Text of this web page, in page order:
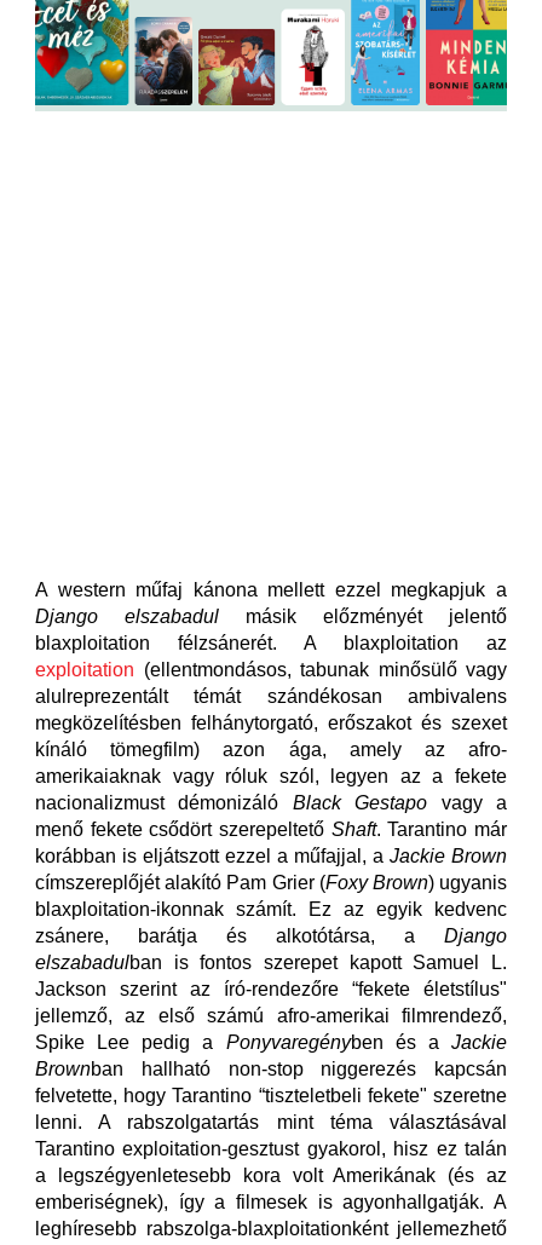
A western műfaj kánona mellett ezzel megkapjuk a
Django elszabadul másik előzményét jelentő
blaxploitation félzsánerét. A blaxploitation az
exploitation (ellentmondásos, tabunak minősülő vagy
alulreprezentált témát szándékosan ambivalens
megközelítésben felhánytorgató, erőszakot és szexet
kínáló tömegfilm) azon ága, amely az afro-
amerikaiaknak vagy róluk szól, legyen az a fekete
nacionalizmust démonizáló Black Gestapo vagy a
menő fekete csődört szerepeltető Shaft. Tarantino már
korábban is eljátszott ezzel a műfajjal, a Jackie Brown
címszereplőjét alakító Pam Grier (Foxy Brown) ugyanis
blaxploitation-ikonnak számít. Ez az egyik kedvenc
zsánere, barátja és alkotótársa, a Django
elszabadulban is fontos szerepet kapott Samuel L.
Jackson szerint az író-rendezőre “fekete életstílus"
jellemző, az első számú afro-amerikai filmrendező,
Spike Lee pedig a Ponyvaregényben és aJackie
Brownban hallható non-stop niggerezés kapcsán
felvetette, hogy Tarantino “tiszteletbeli fekete" szeretne
lenni. A rabszolgatartás mint téma választásával
Tarantino exploitation-gesztust gyakorol, hisz ez talán
a legszégyenletesebb kora volt Amerikának (és az
emberiségnek), így a filmesek is agyonhallgatják. A
leghíresebb rabszolga-blaxploitationként jellemezhető